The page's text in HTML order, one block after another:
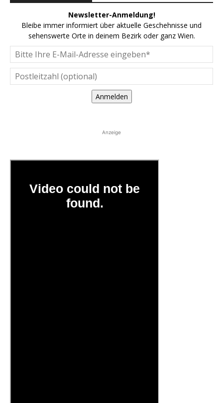
Newsletter-Anmeldung!
Bleibe immer informiert über aktuelle Geschehnisse und
sehenswerte Orte in deinem Bezirk oder ganz Wien.
Anmelden
Anzeige